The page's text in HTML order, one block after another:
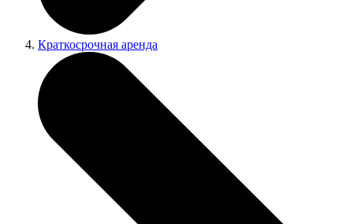
Краткосрочная аренда